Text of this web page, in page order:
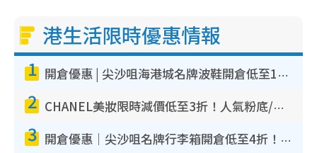
港生活限時優惠情報
1 開倉優惠 | 尖沙咀海港城名牌波鞋開倉低至1折！On鞋$899起／Joy&Peace鞋履$98起
2 CHANEL美妝限時減價低至3折！人氣粉底/唇膏/精華液低至$275！COCO香水都有平
3 開倉優惠｜尖沙咀名牌行李箱開倉低至4折！一連5日 American Tourister/ace./Hallmark $200起！